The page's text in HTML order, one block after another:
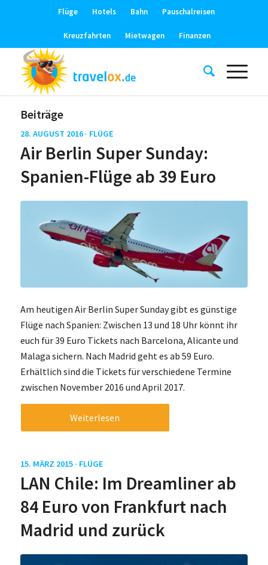
Flüge Hotels Bahn Pauschalreisen
Kreuzfahrten Mietwagen Finanzen
Beiträge
28. AUGUST 2016 · FLÜGE
Air Berlin Super Sunday:
Spanien-Flüge ab 39 Euro
Am heutigen Air Berlin Super Sunday gibt es günstige
Flüge nach Spanien: Zwischen 13 und 18 Uhr könnt ihr
euch für 39 Euro Tickets nach Barcelona, Alicante und
Malaga sichern. Nach Madrid geht es ab 59 Euro.
Erhältlich sind die Tickets für verschiedene Termine
zwischen November 2016 und April 2017.
Weiterlesen
15. MÄRZ 2015 · FLÜGE
LAN Chile: Im Dreamliner ab
84 Euro von Frankfurt nach
Madrid und zurück